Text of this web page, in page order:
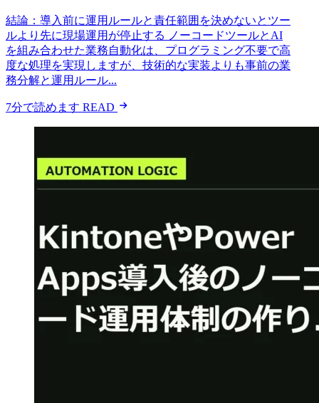
結論：導入前に運用ルールと責任範囲を決めないとツー
ルより先に現場運用が停止する ノーコードツールとAI
を組み合わせた業務自動化は、プログラミング不要で高
度な処理を実現しますが、技術的な実装よりも事前の業
務分解と運用ルール...
7分で読めます READ